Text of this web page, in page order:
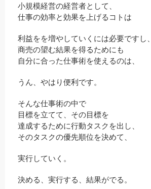
小規模経営の経営者として、
仕事の効率と効果を上げるコトは
利益をを増やしていくには必要ですし、
商売の望む結果を得るためにも
自分に合った仕事術を使えるのは、
うん、やはり便利です。
そんな仕事術の中で
目標を立てて、その目標を
達成するために行動タスクを出し、
そのタスクの優先順位を決めて、
実行していく。
決める、実行する、結果がでる。